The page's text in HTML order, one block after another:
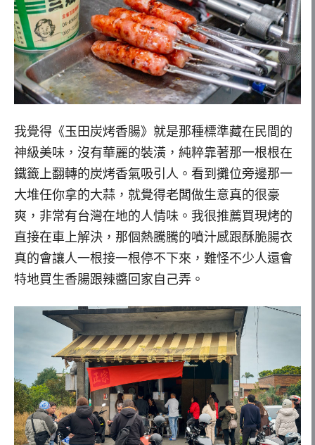
我覺得《玉田炭烤香腸》就是那種標準藏在民間的
神級美味，沒有華麗的裝潢，純粹靠著那一根根在
鐵籤上翻轉的炭烤香氣吸引人。看到攤位旁邊那一
大堆任你拿的大蒜，就覺得老闆做生意真的很豪
爽，非常有台灣在地的人情味。我很推薦買現烤的
直接在車上解決，那個熱騰騰的噴汁感跟酥脆腸衣
真的會讓人一根接一根停不下來，難怪不少人還會
特地買生香腸跟辣醬回家自己弄。